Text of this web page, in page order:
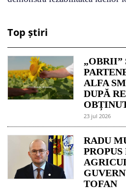
Top știri
„OBRII”
ALFA
DUPĂ
23 jul 2026
RADU
TOFAN